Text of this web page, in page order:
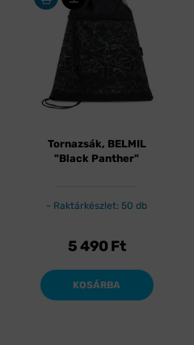
Tornazsák, BELMIL
"Black Panther"
Raktárkészlet: 50 db
5 490 Ft
KOSÁRBA